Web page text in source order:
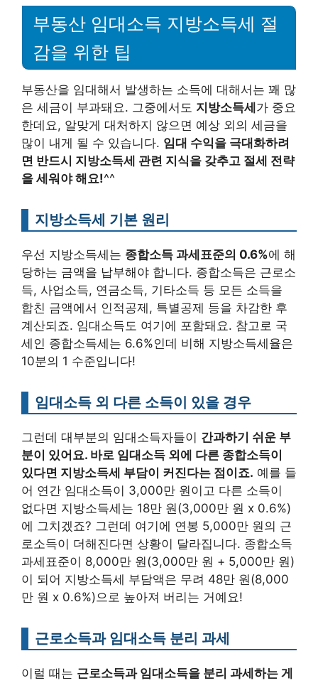
부동산 임대소득 지방소득세 절
감을 위한 팁
부동산을 임대해서 발생하는 소득에 대해서는 꽤 많
은 세금이 부과돼요. 그중에서도 지방소득세 가 중요
한데요, 알맞게 대처하지 않으면 예상 외의 세금을
많이 내게 될 수 있습니다. 임대 수익을 극대화하려
면 반드시 지방소득세 관련 지식을 갖추고 절세 전략
을 세워야 해요!^^
지방소득세 기본 원리
우선 지방소득세는 종합소득 과세표준의 0.6%에 해
당하는 금액을 납부해야 합니다. 종합소득은 근로소
득, 사업소득, 연금소득, 기타소득 등 모든 소득을
합친 금액에서 인적공제, 특별공제 등을 차감한 후
계산되죠. 임대소득도 여기에 포함돼요. 참고로 국
세인 종합소득세는 6.6%인데 비해 지방소득세율은
10분의 1 수준입니다!
임대소득 외 다른 소득이 있을 경우
그런데 대부분의 임대소득자들이 간과하기 쉬운 부
분이 있어요. 바로 임대소득 외에 다른 종합소득이
있다면 지방소득세 부담이 커진다는 점이죠. 예를 들
어 연간 임대소득이 3,000만 원이고 다른 소득이
없다면 지방소득세는 18만 원(3,000만 원 x 0.6%)
에 그치겠죠? 그런데 여기에 연봉 5,000만 원의 근
로소득이 더해진다면 상황이 달라집니다. 종합소득
과세표준이 8,000만 원(3,000만 원 + 5,000만 원)
이 되어 지방소득세 부담액은 무려 48만 원(8,000
만 원 x 0.6%)으로 높아져 버리는 거예요!
근로소득과 임대소득 분리 과세
이럴 때는 근로소득과 임대소득을 분리 과세하는 게